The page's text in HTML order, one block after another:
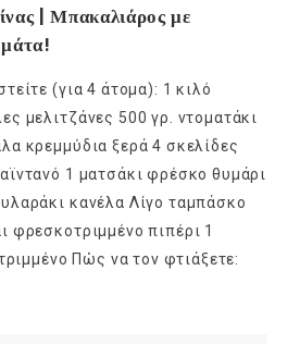
| Μπακαλιάρος με
(για 4 άτομα): 1 κιλό
μελιτζάνες 500 γρ. ντοματάκι
κρεμμύδια ξερά 4 σκελίδες
1 ματσάκι φρέσκο θυμάρι
κανέλα Λίγο ταμπάσκο
φρεσκοτριμμένο πιπέρι 1
Πώς να τον φτιάξετε: